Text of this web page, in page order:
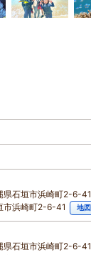
石垣市浜崎町2-6-41
市浜崎町2-6-41
地図
石垣市浜崎町2-6-41